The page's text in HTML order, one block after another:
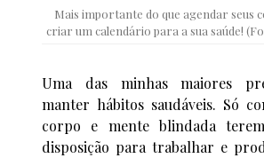
Mais importante do que agendar seus
criar um calendário para a sua saúde!
Uma das minhas maiores
manter hábitos saudáveis. Só
corpo e mente blindada
disposição para trabalhar e